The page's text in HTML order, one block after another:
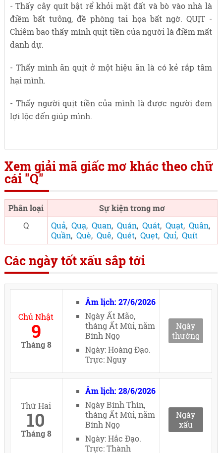
- Thấy cây quít bật rể khỏi mặt đất và bò vào nhà là
điềm bất tưông, đề phòng tai họa bất ngờ. QUỊT -
Chiêm bao thấy mình quịt tiền của người là điềm mất
danh dự.
- Thấy mình ăn quịt ở một hiệu ăn là có kẻ rắp tâm
hại mình.
- Thấy người quịt tiền của mình là được người đem
lợi lộc đến giúp mình.
Xem giải mã giấc mơ khác theo chữ
cái "Q"
Phân loại
Sự kiện trong mơ
Q
Quả, Quạ, Quan, Quán, Quát, Quạt, Quân,
Quần, Què, Quê, Quét, Quẹt, Quỉ, Quít
Các ngày tốt xấu sắp tới
Chủ Nhật
9
Tháng 8
Âm lịch: 27/6/2026
Ngày Ất Mão,
tháng Ất Mùi, năm
Bính Ngọ
Ngày: Hoàng Đạo.
Trực: Nguy
Ngày
thường
Thứ Hai
10
Tháng 8
Âm lịch: 28/6/2026
Ngày Bính Thìn,
tháng Ất Mùi, năm
Bính Ngọ
Ngày: Hắc Đạo.
Trực: Thành
Ngày
xấu